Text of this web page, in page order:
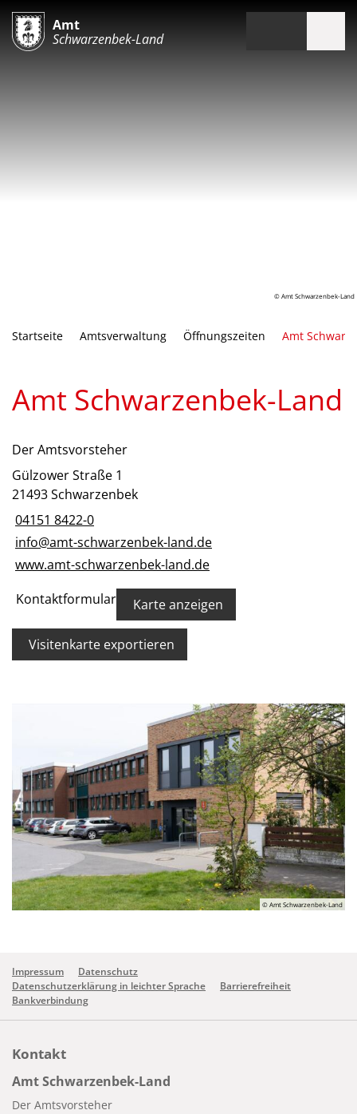
Amt
Schwarzenbek-Land
© Amt Schwarzenbek-Land
Startseite Amtsverwaltung Öffnungszeiten Amt
Amt Schwarzenbek-Land
Der Amtsvorsteher
Gülzower Straße 1
21493 Schwarzenbek
04151 8422-0
info@amt-schwarzenbek-land.de
www.amt-schwarzenbek-land.de
Kontaktformular
Karte anzeigen
Visitenkarte exportieren
© Amt Schwarzenbek-Land
Impressum
Datenschutz
Datenschutzerklärung in leichter Sprache
Barrierefreiheit
Bankverbindung
Kontakt
Amt Schwarzenbek-Land
Der Amtsvorsteher